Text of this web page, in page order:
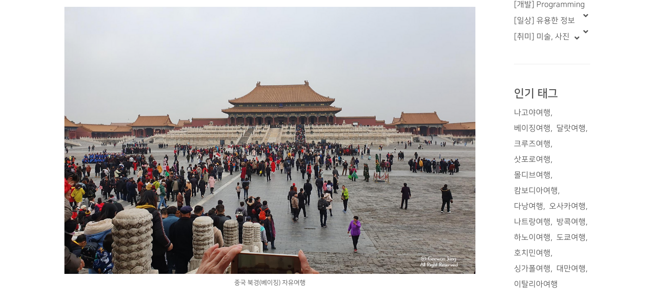
중국 북경(베이징) 자유여행
[개발] Programming
[일상] 유용한 정보
[취미] 미술, 사진
인기 태그
나고야여행
베이징여행
달랏여행
크루즈여행
삿포로여행
몰디브여행
캄보디아여행
다낭여행
오사카여행
나트랑여행
방콕여행
하노이여행
도쿄여행
호치민여행
싱가폴여행
대만여행
이탈리아여행